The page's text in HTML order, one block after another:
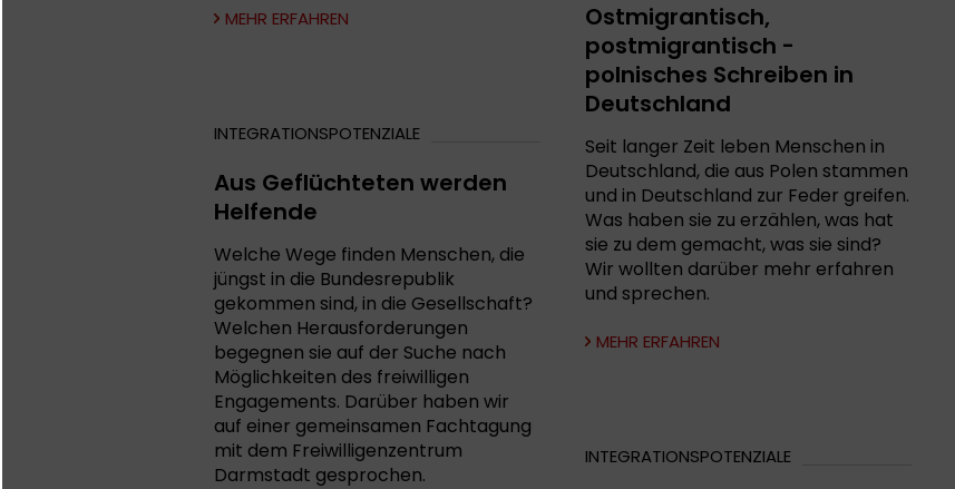
MEHR ERFAHREN
Ostmigrantisch,
postmigrantisch -
polnisches Schreiben in
Deutschland
Seit langer Zeit leben Menschen in
Deutschland, die aus Polen stammen
und in Deutschland zur Feder greifen.
Was haben sie zu erzählen, was hat
sie zu dem gemacht, was sie sind?
Wir wollten darüber mehr erfahren
und sprechen.
MEHR ERFAHREN
INTEGRATIONSPOTENZIALE
Aus Geflüchteten werden
Helfende
Welche Wege finden Menschen, die
jüngst in die Bundesrepublik
gekommen sind, in die Gesellschaft?
Welchen Herausforderungen
begegnen sie auf der Suche nach
Möglichkeiten des freiwilligen
Engagements. Darüber haben wir
auf einer gemeinsamen Fachtagung
mit dem Freiwilligenzentrum
Darmstadt gesprochen.
INTEGRATIONSPOTENZIALE